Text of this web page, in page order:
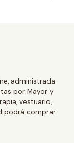
administrada
por Mayor y
vestuario,
podrá comprar